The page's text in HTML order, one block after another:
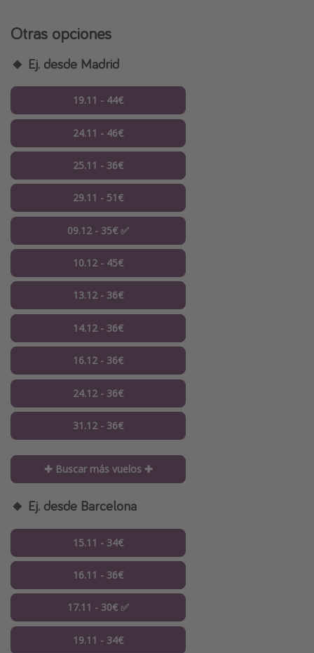
Otras opciones
🔸 Ej. desde Madrid
19.11 - 44€
24.11 - 46€
25.11 - 36€
29.11 - 51€
09.12 - 35€ ✅
10.12 - 45€
13.12 - 36€
14.12 - 36€
16.12 - 36€
24.12 - 36€
31.12 - 36€
✚ Buscar más vuelos ✚
🔸 Ej. desde Barcelona
15.11 - 34€
16.11 - 36€
17.11 - 30€ ✅
19.11 - 34€